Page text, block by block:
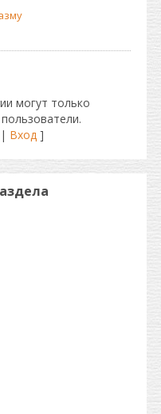
могут только
| Вход]